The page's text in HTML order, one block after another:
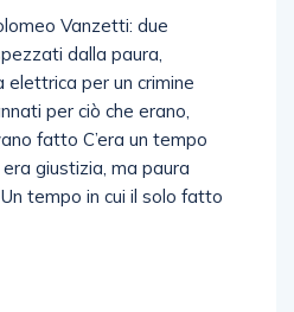
Vanzetti: due
dalla paura,
elettrica per un crimine
per ciò che erano,
fatto C’era un tempo
giustizia, ma paura
tempo in cui il solo fatto